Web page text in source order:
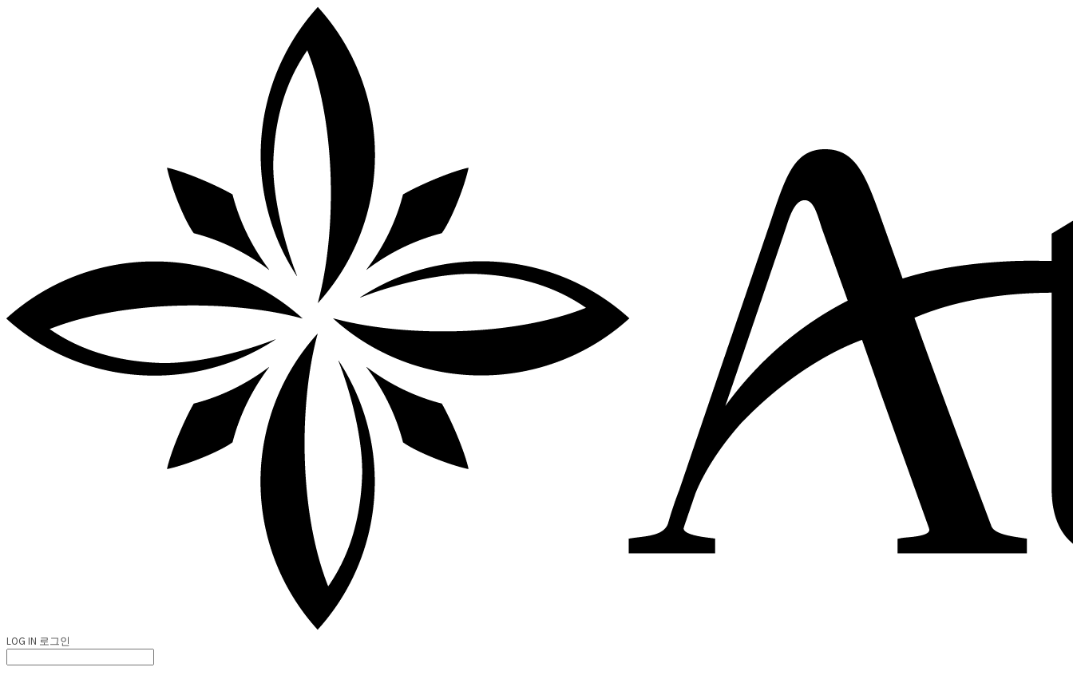
LOG IN 로그인